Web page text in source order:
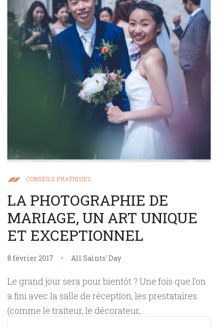
CONSEILS PRATIQUES
LA PHOTOGRAPHIE DE
MARIAGE, UN ART UNIQUE
ET EXCEPTIONNEL
8 février 2017 All Saints' Day
Le grand jour sera pour bientôt ? Une fois que l’on
a fini avec la salle de réception, les prestataires
(comme le traiteur, le décorateur,...